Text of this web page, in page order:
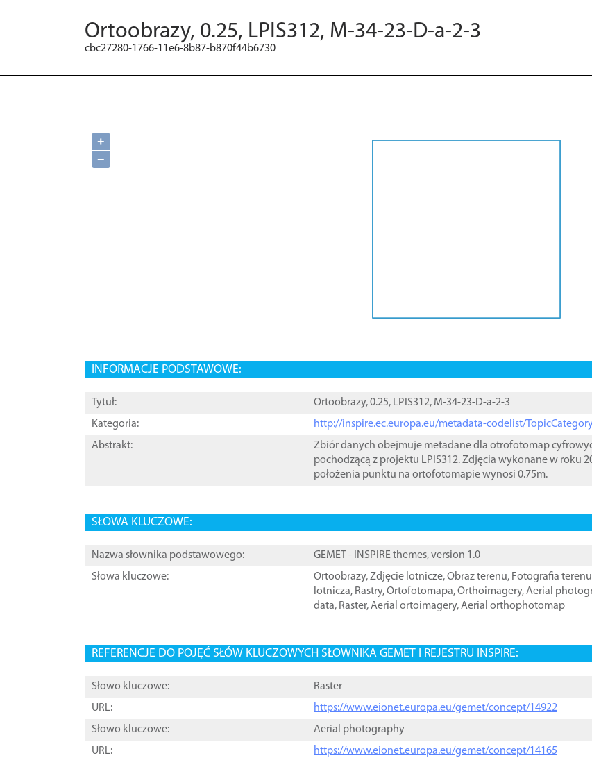
Ortoobrazy, 0.25, LPIS312, M-34-23-D-a-2-3
cbc27280-1766-11e6-8b87-b870f44b6730
+
−
INFORMACJE PODSTAWOWE:
Tytuł:
Ortoobrazy, 0.25, LPIS312, M-34-23-D-a-2-3
Kategoria:
http://inspire.ec.europa.eu/metadata-codelist/
Abstrakt:
Zbiór danych obejmuje metadane dla otrofotomap
pochodzącą z projektu LPIS312. Zdjęcia wykonane w roku
położenia punktu na ortofotomapie wynosi 0.75m.
SŁOWA KLUCZOWE:
Nazwa słownika podstawowego:
GEMET - INSPIRE themes, version 1.0
Słowa kluczowe:
Ortoobrazy,Zdjęcie lotnicze,Obraz terenu, Fotografia terenu
lotnicza, Rastry,Ortofotomapa,Orthoimagery,Aerial
data, Raster,Aerial ortoimagery,Aerial orthophotomap
REFERENCJE DO POJĘĆ SŁÓW KLUCZOWYCH SŁOWNIKA GEMET I REJESTRU INSPIRE:
Słowo kluczowe:
Raster
URL:
https://www.eionet.europa.eu/gemet/concept/14922
Słowo kluczowe:
Aerial photography
URL:
https://www.eionet.europa.eu/gemet/concept/14165